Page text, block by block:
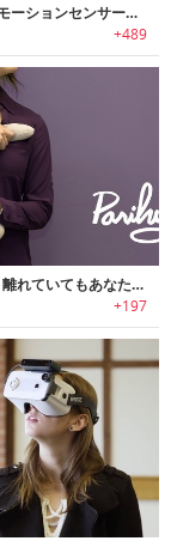
cozmo｜エモーションセンサー内蔵ロボット「コズモ」
+489
PARIHUG｜離れていてもあなたのハグを届けられるぬいぐるみ型コミュニケーションデバイス「パリハグ」
+197